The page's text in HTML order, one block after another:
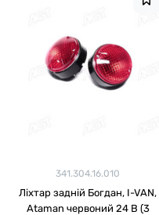
341.304.16.010
Ліхтар задній Богдан, I-VAN,
Ataman червоний 24 В (3